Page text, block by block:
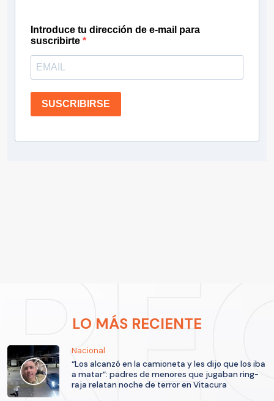
Introduce tu dirección de e-mail para
suscribirte
SUSCRIBIRSE
LO MÁS RECIENTE
Nacional
“Los alcanzó en la camioneta y les dijo que los iba
a matar”: padres de menores que jugaban ring-
raja relatan noche de terror en Vitacura